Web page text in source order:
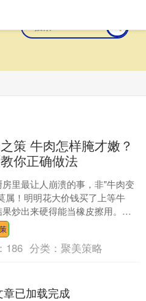
策 牛肉怎样腌才嫩？
你正确做法
里最让人崩溃的事，非"牛肉变
属！明明花大价钱买了上等牛
果炒出来硬得能当橡皮擦用。今
五星级酒店主厨的腌肉秘诀全
之策，保证你做....
186 分类： 聚美策略
已加载完成